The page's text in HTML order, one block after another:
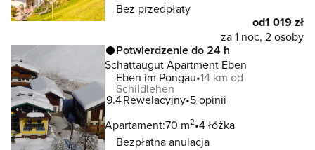
Bez przedpłaty
od1 019 zł
za 1 noc, 2 osoby
Potwierdzenie do 24 h
Schattaugut Apartment Eben
Eben im Pongau 14 km od
Schildlehen
9.4Rewelacyjny 5 opinii
Apartament:70 m2 4 łóżka
Bezpłatna anulacja